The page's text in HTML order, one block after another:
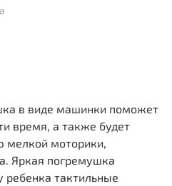
в виде машинки поможет
время, а также будет
мелкой моторики,
Яркая погремушка
тактильные